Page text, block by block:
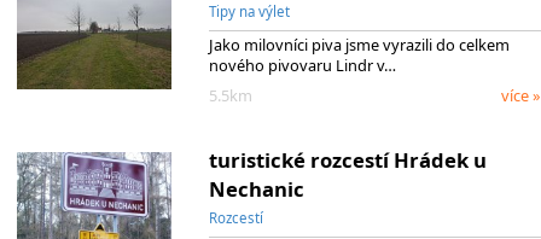
Tipy na výlet
Jako milovníci piva jsme vyrazili do celkem
nového pivovaru Lindr v…
5.5km
více »
turistické rozcestí Hrádek u
Nechanic
Rozcestí